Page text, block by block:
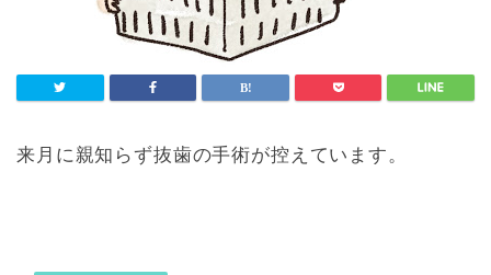
来月に親知らず抜歯の手術が控えています。